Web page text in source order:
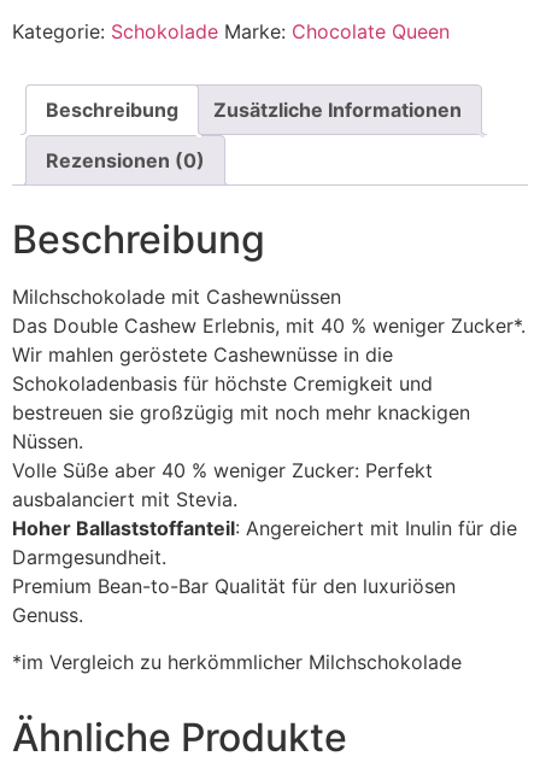
Kategorie: Schokolade Marke: Chocolate Queen
Beschreibung Zusätzliche Informationen
Rezensionen (0)
Beschreibung
Milchschokolade mit Cashewnüssen
Das Double Cashew Erlebnis, mit 40 % weniger Zucker*.
Wir mahlen geröstete Cashewnüsse in die
Schokoladenbasis für höchste Cremigkeit und
bestreuen sie großzügig mit noch mehr knackigen
Nüssen.
Volle Süße aber 40 % weniger Zucker: Perfekt
ausbalanciert mit Stevia.
Hoher Ballaststoffanteil: Angereichert mit Inulin für die
Darmgesundheit.
Premium Bean-to-Bar Qualität für den luxuriösen
Genuss.
*im Vergleich zu herkömmlicher Milchschokolade
Ähnliche Produkte